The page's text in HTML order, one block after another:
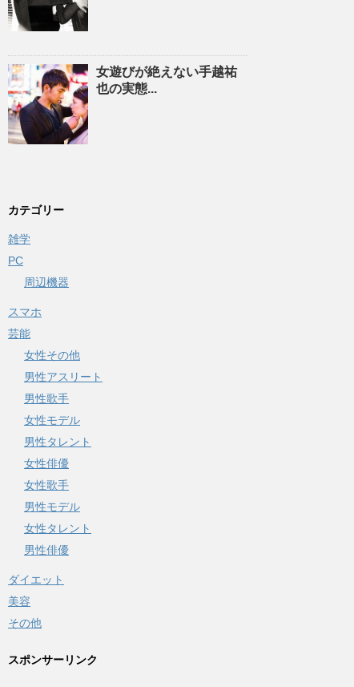
女遊びが絶えない手越祐
也の実態...
カテゴリー
雑学
PC
周辺機器
スマホ
芸能
女性その他
男性アスリート
男性歌手
女性モデル
男性タレント
女性俳優
女性歌手
男性モデル
女性タレント
男性俳優
ダイエット
美容
その他
スポンサーリンク